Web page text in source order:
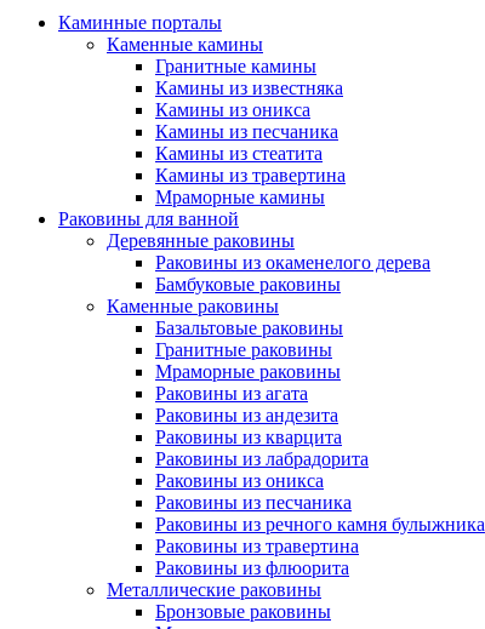
Каминные порталы
Каменные камины
Гранитные камины
Камины из известняка
Камины из оникса
Камины из песчаника
Камины из стеатита
Камины из травертина
Мраморные камины
Раковины для ванной
Деревянные раковины
Раковины из окаменелого дерева
Бамбуковые раковины
Каменные раковины
Базальтовые раковины
Гранитные раковины
Мраморные раковины
Раковины из агата
Раковины из андезита
Раковины из кварцита
Раковины из лабрадорита
Раковины из оникса
Раковины из песчаника
Раковины из речного камня булыжника
Раковины из травертина
Раковины из флюорита
Металлические раковины
Бронзовые раковины